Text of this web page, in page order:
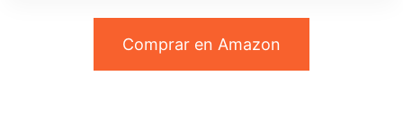
Operativo
Recuperas tu Tranquilidad
Comprar en Amazon